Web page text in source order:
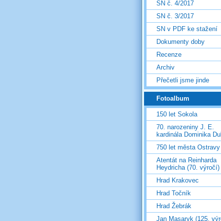
SN č. 4/2017
SN č. 3/2017
SN v PDF ke stažení
Dokumenty doby
Recenze
Archiv
Přečetli jsme jinde
Fotoalbum
150 let Sokola
70. narozeniny J. E.
kardinála Dominika
750 let města Ostravy
Atentát na Reinharda
Heydricha (70. výročí)
Hrad Krakovec
Hrad Točník
Hrad Žebrák
Jan Masaryk (125.